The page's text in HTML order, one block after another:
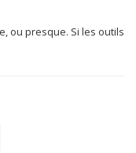
ou presque. Si les outils